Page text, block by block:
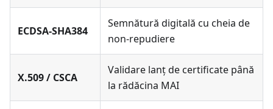
ECDSA-SHA384
Semnătură digitală cu cheia de
non-repudiere
X.509 / CSCA
Validare lanț de certificate până
la rădăcina MAI